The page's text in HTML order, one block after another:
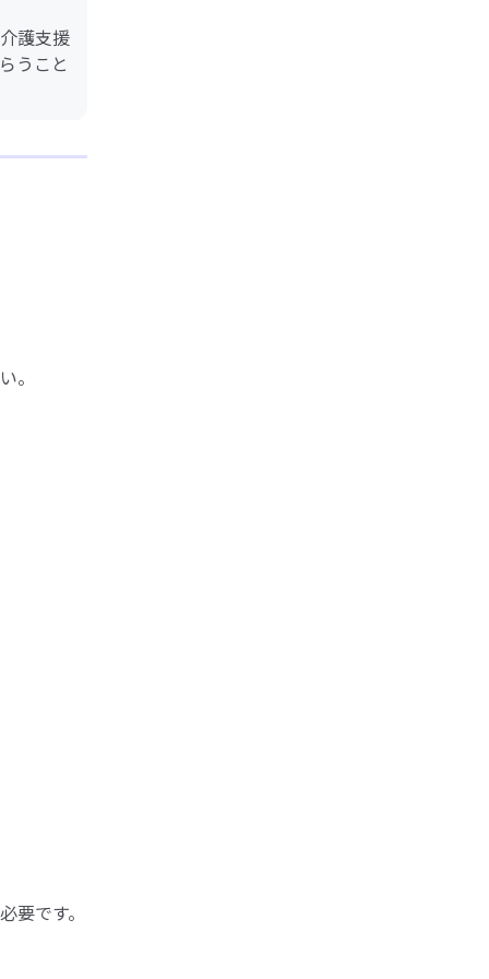
護支援
うこと
。
です。